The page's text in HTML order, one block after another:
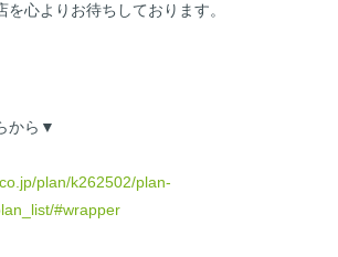
を心よりお待ちしております。
から▼
plan/k262502/plan-
#wrapper